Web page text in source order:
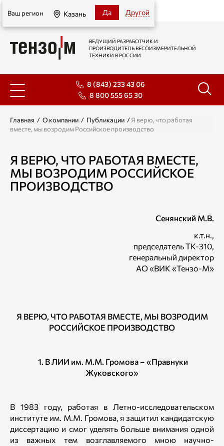
Казань
Ваш регион Казань Да Другой
ВЕДУЩИЙ РАЗРАБОТЧИК И
ПРОИЗВОДИТЕЛЬ ВЕСОИЗМЕРИТЕЛЬНОЙ
ТЕХНИКИ В РОССИИ
8 (843) 233 43 06
8 800 555 65 30
Главная / О компании / Публикации /Я верю, что работая
вместе, мы возродим Российское производство
Я ВЕРЮ, ЧТО РАБОТАЯ ВМЕСТЕ,
МЫ ВОЗРОДИМ РОССИЙСКОЕ
ПРОИЗВОДСТВО
Сенянский М.В.
к.т.н.,
председатель ТК-310,
генеральный директор
АО «ВИК «Тензо-М»
Я ВЕРЮ, ЧТО РАБОТАЯ ВМЕСТЕ, МЫ ВОЗРОДИМ
РОССИЙСКОЕ ПРОИЗВОДСТВО
1. В ЛИИ им. М.М. Громова – «Правнуки
Жуковского»
В 1983 году, работая в Летно-исследовательском
институте им. М.М. Громова, я защитил кандидатскую
диссертацию и смог уделять больше внимания одной
из важных тем возглавляемого мною научно-